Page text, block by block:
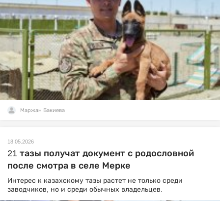
Маржан Бакиева
18.05.2026
21 тазы получат документ с родословной
после смотра в селе Мерке
Интерес к казахскому тазы растет не только среди
заводчиков, но и среди обычных владельцев.